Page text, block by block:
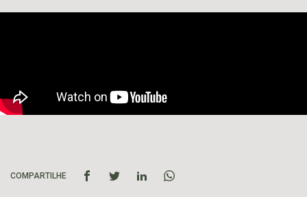
COMPARTILHE